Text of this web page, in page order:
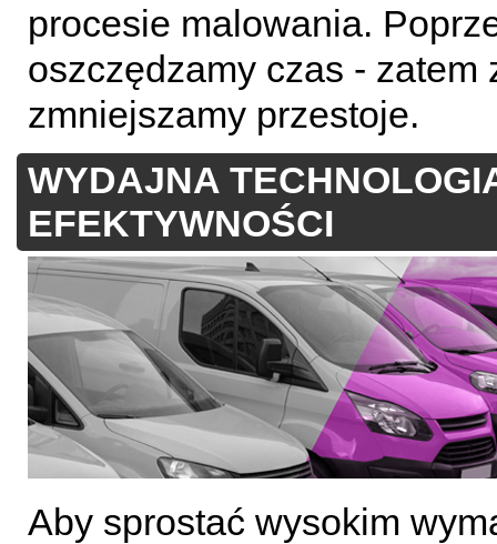
procesie malowania.
oszczędzamy czas -
zmniejszamy przestoje.
WYDAJNA
EFEKTYWNOŚCI
Aby sprostać wysokim